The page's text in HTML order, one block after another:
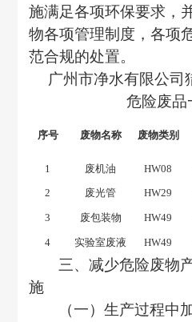
施满足各项环保要求，
物各项管理制度，各项
范合规的处置。
广州市净水有限公司
危险废品
序号 废物名称 废物类别
1
废机油 HW08
2
废光管 HW29
3 废包装物 HW49
4 实验室废液 HW49
三、减少危险废物
施
（一）生产过程中